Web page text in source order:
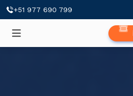
+51 977 690 799